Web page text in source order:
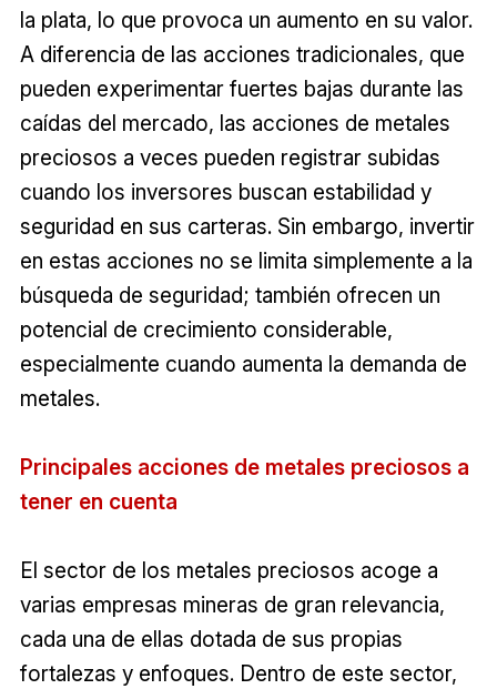
la plata, lo que provoca un aumento en su valor.
A diferencia de las acciones tradicionales, que
pueden experimentar fuertes bajas durante las
caídas del mercado, las acciones de metales
preciosos a veces pueden registrar subidas
cuando los inversores buscan estabilidad y
seguridad en sus carteras. Sin embargo, invertir
en estas acciones no se limita simplemente a la
búsqueda de seguridad; también ofrecen un
potencial de crecimiento considerable,
especialmente cuando aumenta la demanda de
metales.
Principales acciones de metales preciosos a
tener en cuenta
El sector de los metales preciosos acoge a
varias empresas mineras de gran relevancia,
cada una de ellas dotada de sus propias
fortalezas y enfoques. Dentro de este sector,